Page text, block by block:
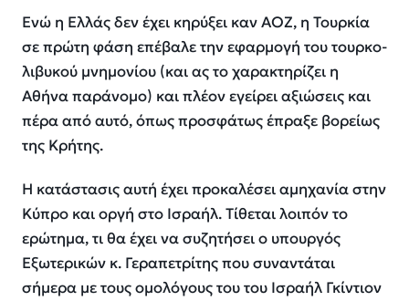
Ενώ η Ελλάς δεν έχει κηρύξει καν ΑΟΖ, η Τουρκία
σε πρώτη φάση επέβαλε την εφαρμογή του τουρκο-
λιβυκού μνημονίου (και ας το χαρακτηρίζει η
Αθήνα παράνομο) και πλέον εγείρει αξιώσεις και
πέρα από αυτό, όπως προσφάτως έπραξε βορείως
της Κρήτης.
Η κατάστασις αυτή έχει προκαλέσει αμηχανία στην
Κύπρο και οργή στο Ισραήλ. Τίθεται λοιπόν το
ερώτημα, τι θα έχει να συζητήσει ο υπουργός
Εξωτερικών κ. Γεραπετρίτης που συναντάται
σήμερα με τους ομολόγους του του Ισραήλ Γκίντιον